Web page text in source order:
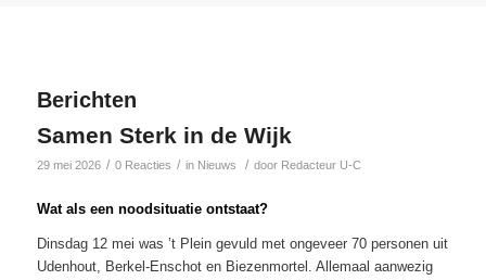
Berichten
Samen Sterk in de Wijk
29 mei 2026 / 0 Reacties / in Nieuws / door Redacteur U-C
Wat als een noodsituatie ontstaat?
Dinsdag 12 mei was ’t Plein gevuld met ongeveer 70 personen uit
Udenhout, Berkel-Enschot en Biezenmortel. Allemaal aanwezig